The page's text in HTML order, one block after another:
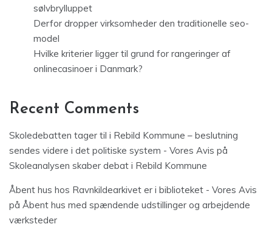
sølvbrylluppet
Derfor dropper virksomheder den traditionelle seo-
model
Hvilke kriterier ligger til grund for rangeringer af
onlinecasinoer i Danmark?
Recent Comments
Skoledebatten tager til i Rebild Kommune – beslutning
sendes videre i det politiske system - Vores Avis på
Skoleanalysen skaber debat i Rebild Kommune
Åbent hus hos Ravnkildearkivet er i biblioteket - Vores Avis
på Åbent hus med spændende udstillinger og arbejdende
værksteder